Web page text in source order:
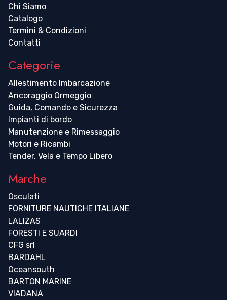
Chi Siamo
Catalogo
Termini & Condizioni
Contatti
Categorie
Allestimento Imbarcazione
Ancoraggio Ormeggio
Guida, Comando e Sicurezza
Impianti di bordo
Manutenzione e Rimessaggio
Motori e Ricambi
Tender, Vela e Tempo Libero
Marche
Osculati
FORNITURE NAUTICHE ITALIANE
LALIZAS
FORESTI E SUARDI
CFG srl
BARDAHL
Oceansouth
BARTON MARINE
VIADANA